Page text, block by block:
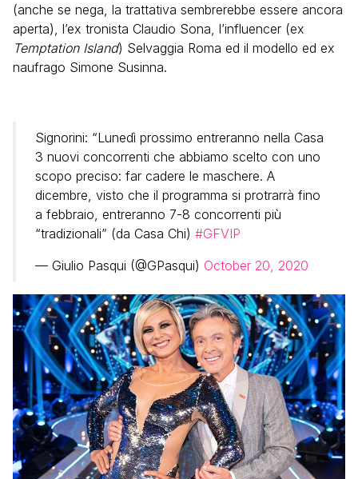
(anche se nega, la trattativa sembrerebbe essere ancora
aperta), l’ex tronista Claudio Sona, l’influencer (ex
Temptation Island) Selvaggia Roma ed il modello ed ex
naufrago Simone Susinna.
Signorini: “Lunedì prossimo entreranno nella Casa
3 nuovi concorrenti che abbiamo scelto con uno
scopo preciso: far cadere le maschere. A
dicembre, visto che il programma si protrarrà fino
a febbraio, entreranno 7-8 concorrenti più
“tradizionali” (da Casa Chi) #GFVIP
— Giulio Pasqui (@GPasqui) October 20, 2020